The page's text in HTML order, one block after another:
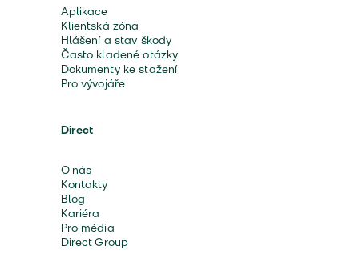
Aplikace
Klientská zóna
Hlášení a stav škody
Často kladené otázky
Dokumenty ke stažení
Pro vývojáře
Direct
O nás
Kontakty
Blog
Kariéra
Pro média
Direct Group